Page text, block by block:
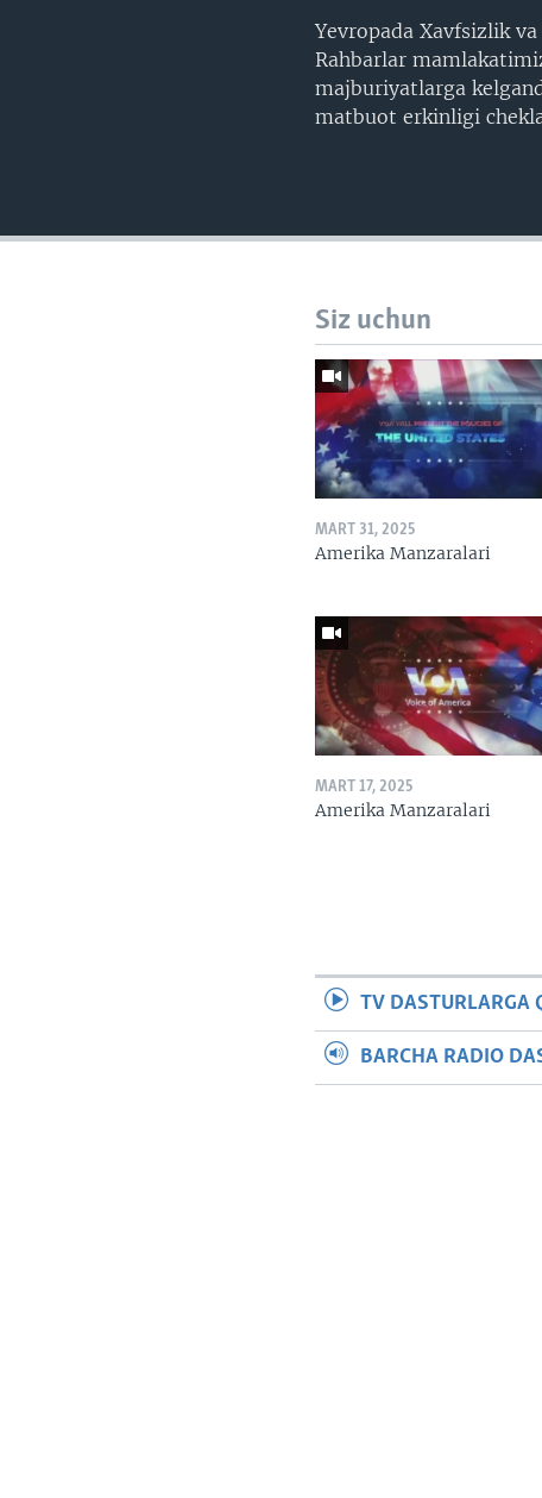
Yevropada Xavfsizlik
Rahbarlar
majburiyatlarga
matbuot erkinligi
Siz uchun
MART 31, 2025
Amerika Manzaralari
MART 17, 2025
Amerika Manzaralari
TV DASTURLARGA
BARCHA RADIO